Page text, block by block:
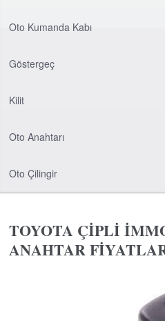
Oto Kumanda Kabı
Göstergeç
Kilit
Oto Anahtarı
Oto Çilingir
TOYOTA ÇİPLİ
ANAHTAR